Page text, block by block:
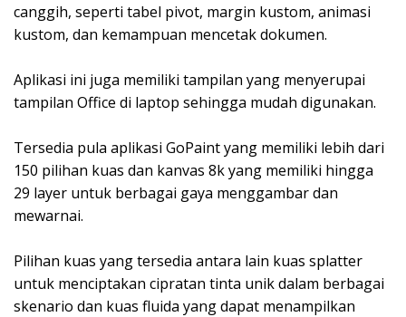
canggih, seperti tabel pivot, margin kustom, animasi
kustom, dan kemampuan mencetak dokumen.
Aplikasi ini juga memiliki tampilan yang menyerupai
tampilan Office di laptop sehingga mudah digunakan.
Tersedia pula aplikasi GoPaint yang memiliki lebih dari
150 pilihan kuas dan kanvas 8k yang memiliki hingga
29 layer untuk berbagai gaya menggambar dan
mewarnai.
Pilihan kuas yang tersedia antara lain kuas splatter
untuk menciptakan cipratan tinta unik dalam berbagai
skenario dan kuas fluida yang dapat menampilkan